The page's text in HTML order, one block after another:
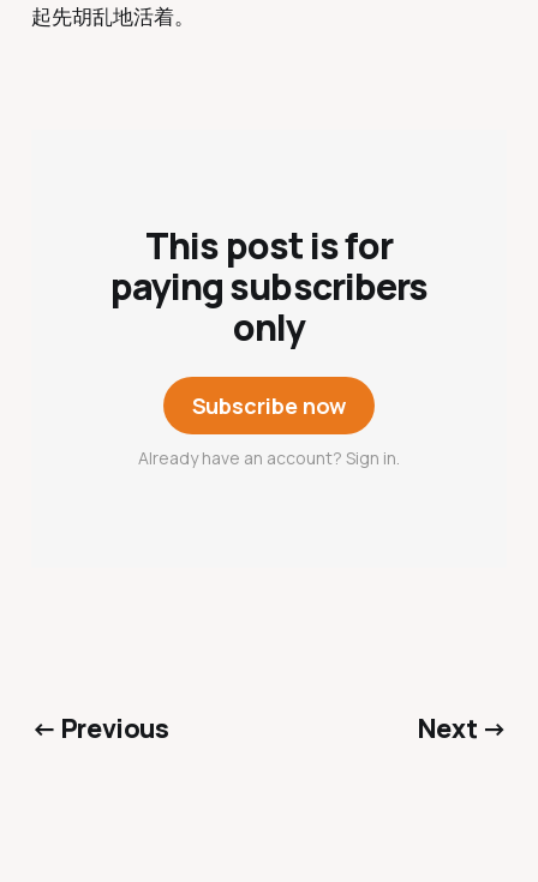
起先胡乱地活着。
This post is for
paying subscribers
only
Subscribe now
Already have an account? Sign in.
← Previous Next →